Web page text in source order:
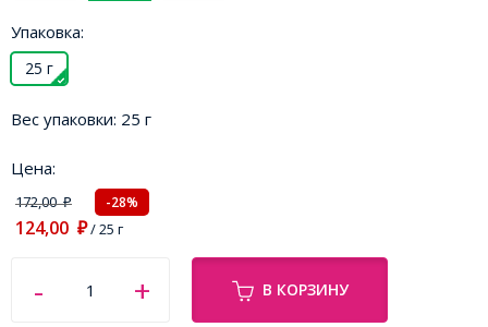
Упаковка:
25 г
Вес упаковки: 25 г
Цена:
172,00₽ -28%
124,00 ₽/ 25 г
В КОРЗИНУ